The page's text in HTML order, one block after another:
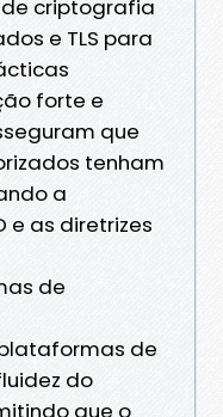
criptografia
e TLS para
forte e
que
tenham
a
e as diretrizes
de
de
do
que o